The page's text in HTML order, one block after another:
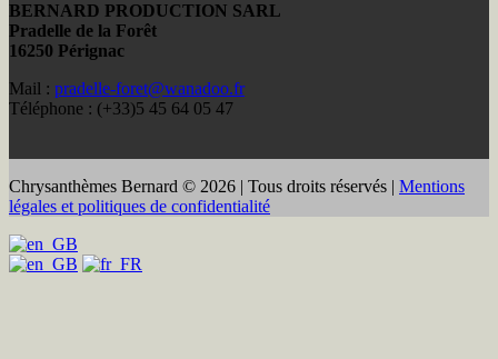
BERNARD PRODUCTION SARL
Pradelle de la Forêt
16250 Pérignac
Mail : pradelle-foret@wanadoo.fr
Téléphone : (+33)5 45 64 05 47
Chrysanthèmes Bernard © 2026 | Tous droits réservés | Mentions
légales et politiques de confidentialité